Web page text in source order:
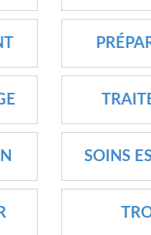
SOINS